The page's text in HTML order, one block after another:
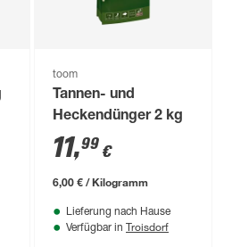
toom
Tannen- und
Heckendünger 2 kg
11,99 €
6,00 € / Kilogramm
Lieferung nach Hause
Verfügbar in Troisdorf